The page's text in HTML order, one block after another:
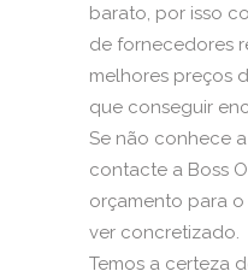
barato, por isso
de fornecedores
melhores preços
que conseguir
Se não conhece
contacte a Boss
orçamento para
ver concretizado.
Temos a certeza